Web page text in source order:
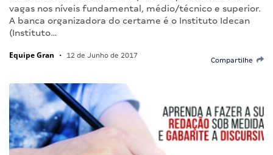
vagas nos níveis fundamental, médio/técnico e superior.
A banca organizadora do certame é o Instituto Idecan
(Instituto…
Equipe Gran • 12 de Junho de 2017
Compartilhe